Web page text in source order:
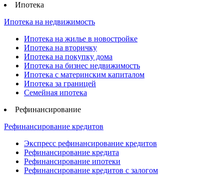
Ипотека
Ипотека на недвижимость
Ипотека на жилье в новостройке
Ипотека на вторичку
Ипотека на покупку дома
Ипотека на бизнес недвижимость
Ипотека с материнским капиталом
Ипотека за границей
Семейная ипотека
Рефинансирование
Рефинансирование кредитов
Экспресс рефинансирование кредитов
Рефинансирование кредита
Рефинансирование ипотеки
Рефинансирование кредитов с залогом